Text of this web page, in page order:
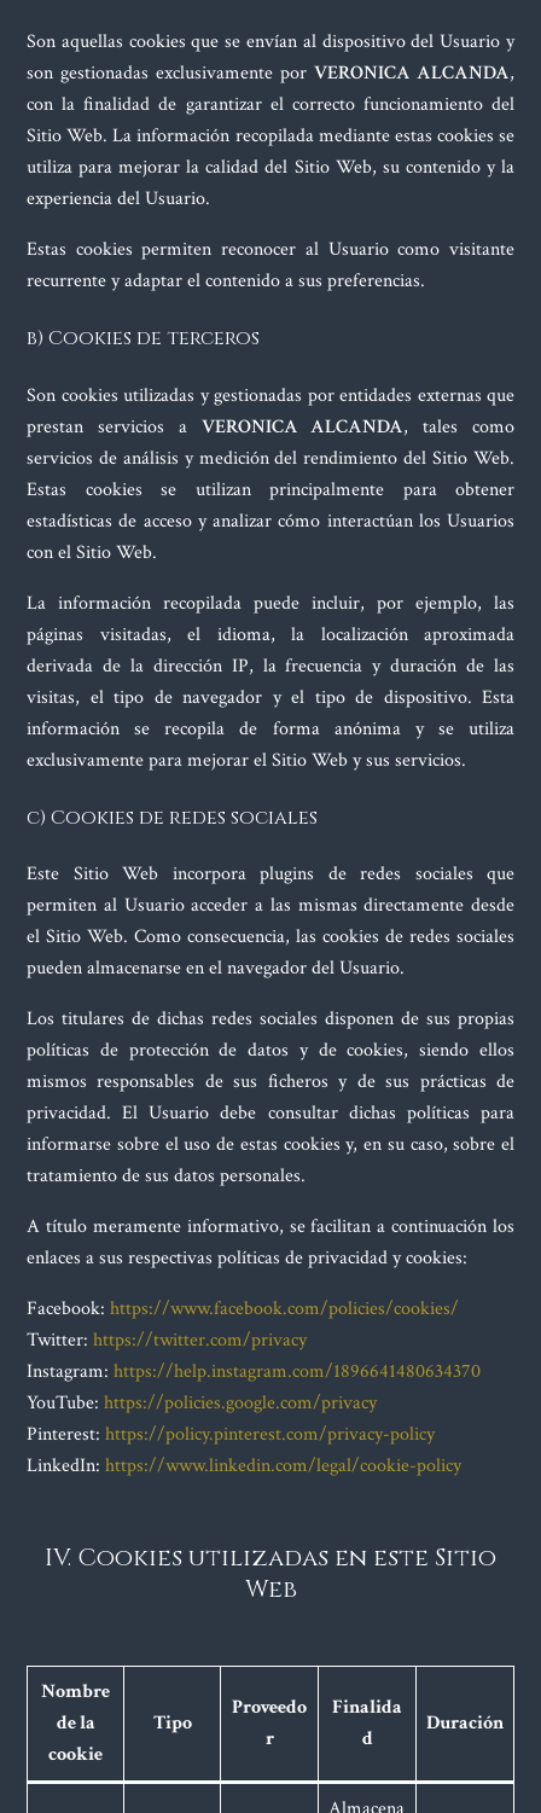
Son aquellas cookies que se envían al dispositivo del Usuario y
son gestionadas exclusivamente por VERONICA ALCANDA,
con la finalidad de garantizar el correcto funcionamiento del
Sitio Web. La información recopilada mediante estas cookies se
utiliza para mejorar la calidad del Sitio Web, su contenido y la
experiencia del Usuario.
Estas cookies permiten reconocer al Usuario como visitante
recurrente y adaptar el contenido a sus preferencias.
b) Cookies de terceros
Son cookies utilizadas y gestionadas por entidades externas que
prestan servicios a VERONICA ALCANDA, tales como
servicios de análisis y medición del rendimiento del Sitio Web.
Estas cookies se utilizan principalmente para obtener
estadísticas de acceso y analizar cómo interactúan los Usuarios
con el Sitio Web.
La información recopilada puede incluir, por ejemplo, las
páginas visitadas, el idioma, la localización aproximada
derivada de la dirección IP, la frecuencia y duración de las
visitas, el tipo de navegador y el tipo de dispositivo. Esta
información se recopila de forma anónima y se utiliza
exclusivamente para mejorar el Sitio Web y sus servicios.
c) Cookies de redes sociales
Este Sitio Web incorpora plugins de redes sociales que
permiten al Usuario acceder a las mismas directamente desde
el Sitio Web. Como consecuencia, las cookies de redes sociales
pueden almacenarse en el navegador del Usuario.
Los titulares de dichas redes sociales disponen de sus propias
políticas de protección de datos y de cookies, siendo ellos
mismos responsables de sus ficheros y de sus prácticas de
privacidad. El Usuario debe consultar dichas políticas para
informarse sobre el uso de estas cookies y, en su caso, sobre el
tratamiento de sus datos personales.
A título meramente informativo, se facilitan a continuación los
enlaces a sus respectivas políticas de privacidad y cookies:
Facebook: https://www.facebook.com/policies/cookies/
Twitter: https://twitter.com/privacy
Instagram: https://help.instagram.com/1896641480634370
YouTube: https://policies.google.com/privacy
Pinterest: https://policy.pinterest.com/privacy-policy
LinkedIn: https://www.linkedin.com/legal/cookie-policy
IV. Cookies utilizadas en este Sitio
Web
Nombre
de la
cookie
Tipo
Proveedo
r
Finalida
d
Duración